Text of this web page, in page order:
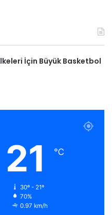
İçin Büyük Basketbol
21 ℃
30º - 21º
70%
0.97 km/h